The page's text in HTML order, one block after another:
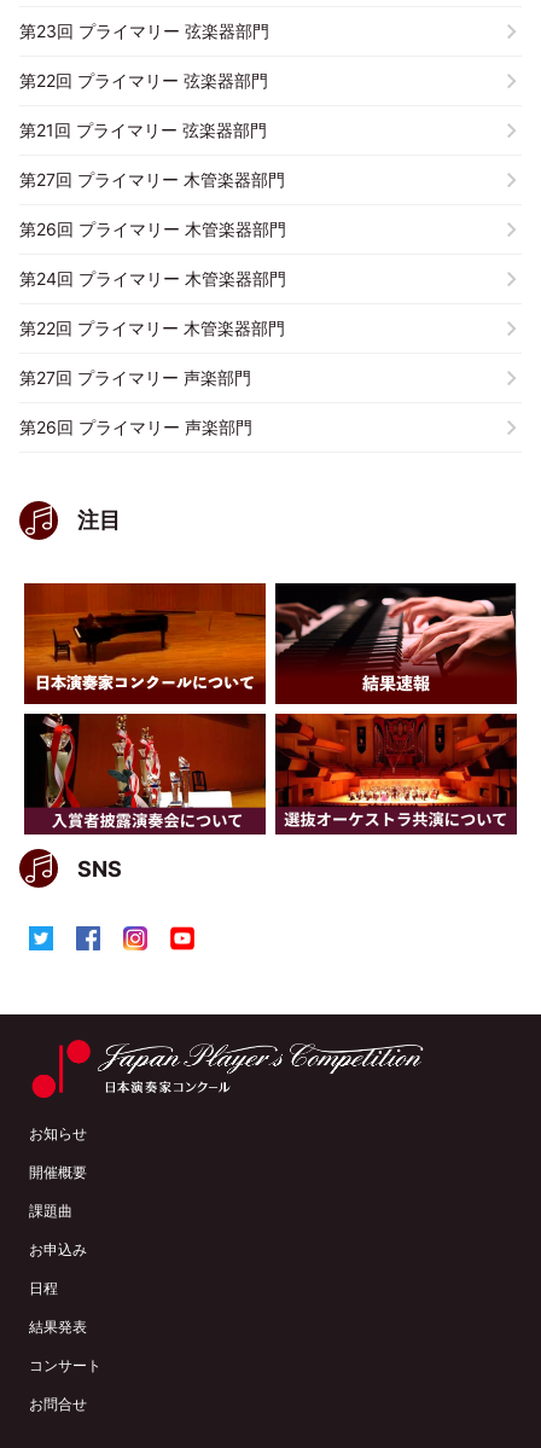
第23回 プライマリー 弦楽器部門
第22回 プライマリー 弦楽器部門
第21回 プライマリー 弦楽器部門
第27回 プライマリー 木管楽器部門
第26回 プライマリー 木管楽器部門
第24回 プライマリー 木管楽器部門
第22回 プライマリー 木管楽器部門
第27回 プライマリー 声楽部門
第26回 プライマリー 声楽部門
注目
SNS
お知らせ
開催概要
課題曲
お申込み
日程
結果発表
コンサート
お問合せ